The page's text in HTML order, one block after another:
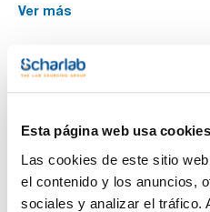
Esta página web usa cookies
Las cookies de este sitio
el contenido y los anuncios,
sociales y analizar el tráfico.
Requiere obligatoriamente
Ver más
Documentación
TDS / Ficha técnica
Regístrate para
descargas
SDS/ Hoja de seguridad